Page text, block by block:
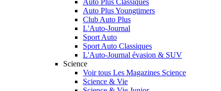
Auto Plus Classiques
Auto Plus Youngtimers
Club Auto Plus
L'Auto-Journal
Sport Auto
Sport Auto Classiques
L'Auto-Journal évasion & SUV
Science
Voir tous Les Magazines Science
Science & Vie